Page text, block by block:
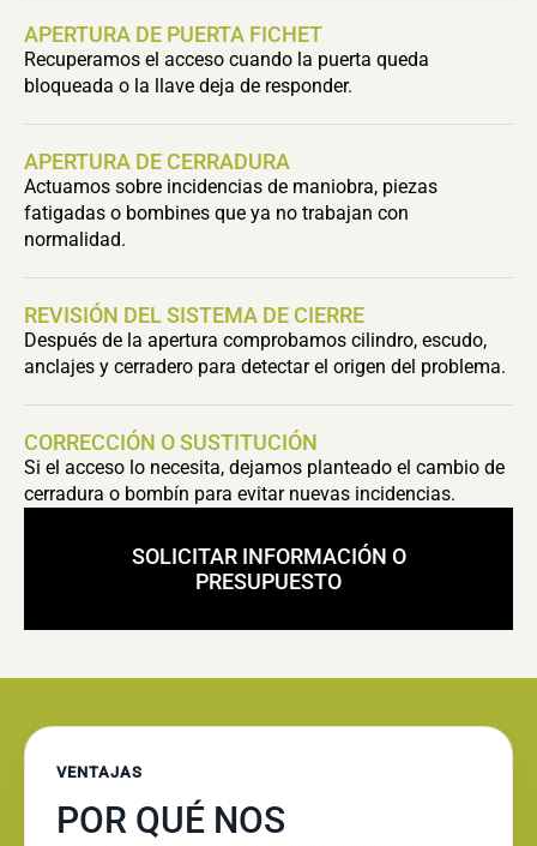
APERTURA DE PUERTA FICHET
Recuperamos el acceso cuando la puerta queda
bloqueada o la llave deja de responder.
APERTURA DE CERRADURA
Actuamos sobre incidencias de maniobra, piezas
fatigadas o bombines que ya no trabajan con
normalidad.
REVISIÓN DEL SISTEMA DE CIERRE
Después de la apertura comprobamos cilindro, escudo,
anclajes y cerradero para detectar el origen del problema.
CORRECCIÓN O SUSTITUCIÓN
Si el acceso lo necesita, dejamos planteado el cambio de
cerradura o bombín para evitar nuevas incidencias.
SOLICITAR INFORMACIÓN O
PRESUPUESTO
VENTAJAS
POR QUÉ NOS